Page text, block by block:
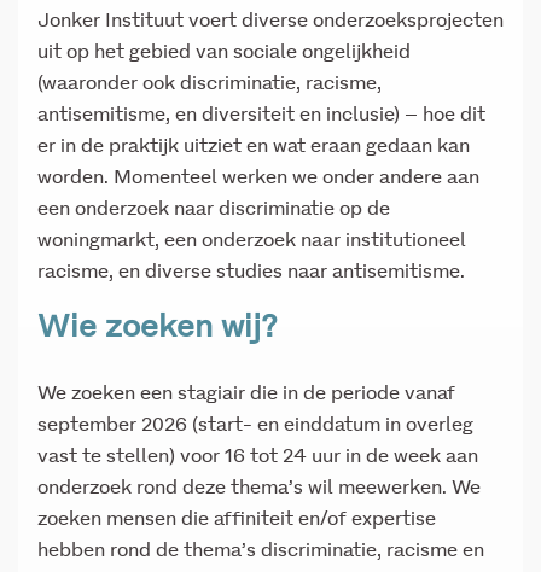
Jonker Instituut voert diverse onderzoeksprojecten
uit op het gebied van sociale ongelijkheid
(waaronder ook discriminatie, racisme,
antisemitisme, en diversiteit en inclusie) – hoe dit
er in de praktijk uitziet en wat eraan gedaan kan
worden. Momenteel werken we onder andere aan
een onderzoek naar discriminatie op de
woningmarkt, een onderzoek naar institutioneel
racisme, en diverse studies naar antisemitisme.
Wie zoeken wij?
We zoeken een stagiair die in de periode vanaf
september 2026 (start- en einddatum in overleg
vast te stellen) voor 16 tot 24 uur in de week aan
onderzoek rond deze thema’s wil meewerken. We
zoeken mensen die affiniteit en/of expertise
hebben rond de thema’s discriminatie, racisme en